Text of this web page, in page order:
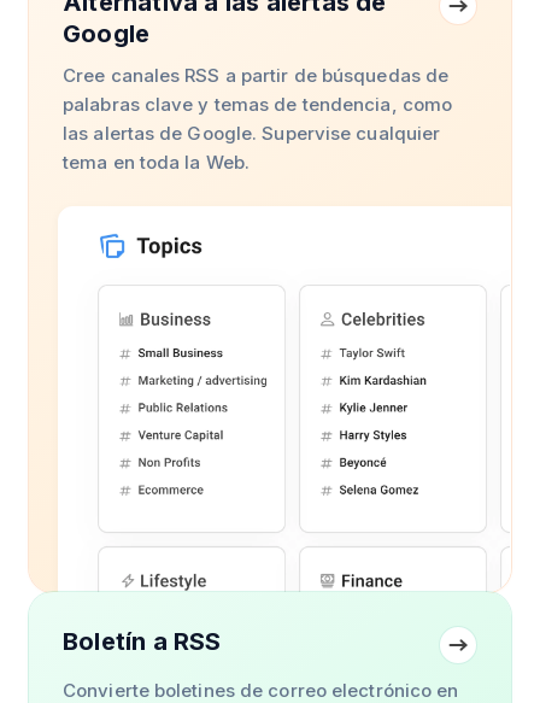
Google
Cree canales RSS a partir de búsquedas de
palabras clave y temas de tendencia, como
las alertas de Google. Supervise cualquier
tema en toda la Web.
Boletín a RSS
Convierte boletines de correo electrónico en